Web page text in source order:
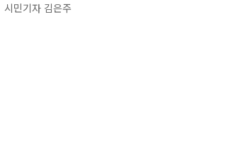
시민기자 김은주